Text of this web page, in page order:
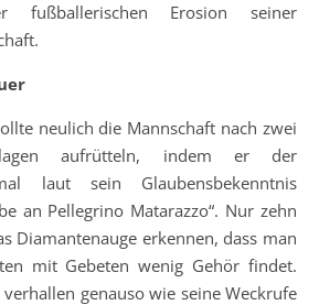
fußballerischen Erosion seiner
neulich die Mannschaft nach zwei
aufrütteln, indem er der
laut sein Glaubensbekenntnis
an Pellegrino Matarazzo“. Nur zehn
Diamantenauge erkennen, dass man
mit Gebeten wenig Gehör findet.
genauso wie seine Weckrufe